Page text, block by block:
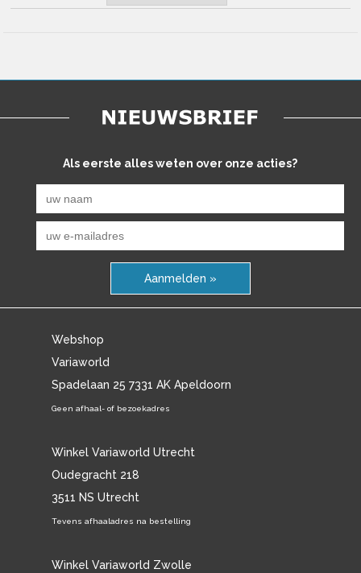
Als eerste alles weten over onze acties?
Aanmelden »
Webshop
Variaworld
Spadelaan 25 7331 AK Apeldoorn
Geen afhaal- of bezoekadres
Winkel Variaworld Utrecht
Oudegracht 218
3511 NS Utrecht
Tevens afhaaladres na bestelling
Winkel Variaworld Zwolle